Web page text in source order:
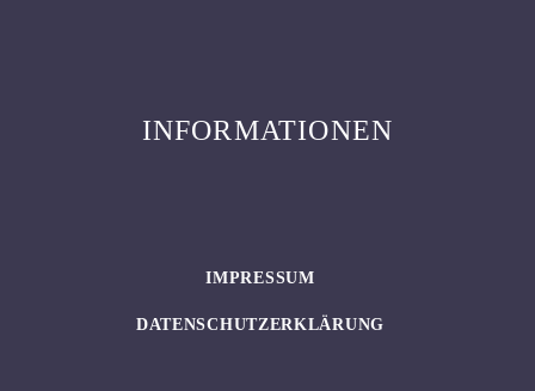
INFORMATIONEN
IMPRESSUM
DATENSCHUTZERKLÄRUNG